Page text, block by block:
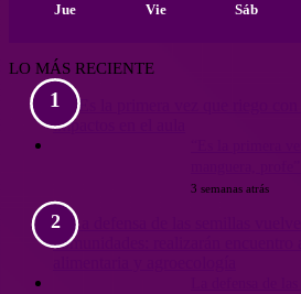
Jue Vie Sáb
LO MÁS RECIENTE
3 semanas atrás